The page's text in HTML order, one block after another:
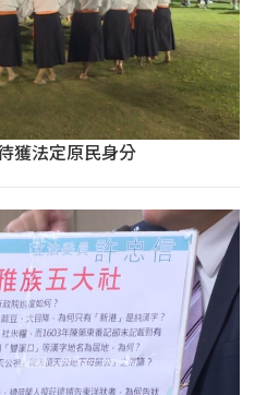
獲法定原民身分